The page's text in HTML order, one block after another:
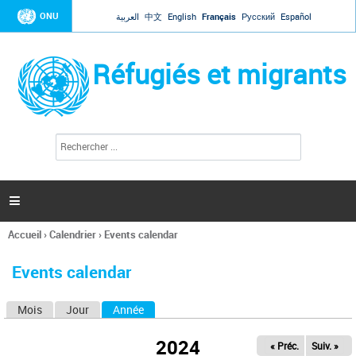
Jump to navigation
ONU العربية 中文 English Français Русский Español
Réfugiés et migrants
l
c
h
e

Vous
ici
Accueil›Calendrier› Events calendar
Events calendar
Mois Jour Année
2024 « Préc. Suiv. »